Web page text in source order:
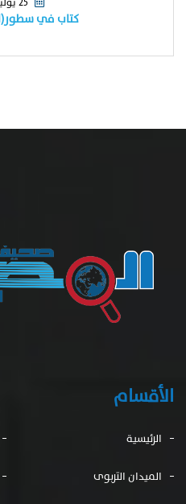
كتاب في سطور(٢٧١) أسرار فن…
الأقسام
الرئيسية
الميدان التربوى